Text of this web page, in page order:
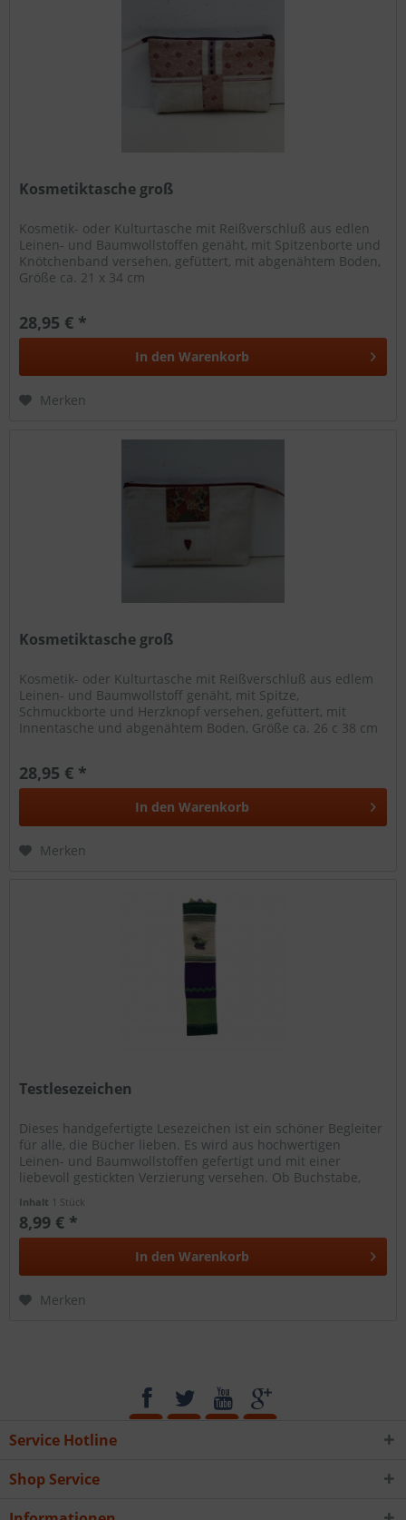
Kosmetiktasche groß
Kosmetik- oder Kulturtasche mit Reißverschluß aus edlen
Leinen- und Baumwollstoffen genäht, mit Spitzenborte und
Knötchenband versehen, gefüttert, mit abgenähtem Boden,
Größe ca. 21 x 34 cm
28,95 € *
In den Warenkorb
Merken
Kosmetiktasche groß
Kosmetik- oder Kulturtasche mit Reißverschluß aus edlem
Leinen- und Baumwollstoff genäht, mit Spitze,
Schmuckborte und Herzknopf versehen, gefüttert, mit
Innentasche und abgenähtem Boden, Größe ca. 26 c 38 cm
28,95 € *
In den Warenkorb
Merken
Testlesezeichen
Dieses handgefertigte Lesezeichen ist ein schöner Begleiter
für alle, die Bücher lieben. Es wird aus hochwertigen
Leinen- und Baumwollstoffen gefertigt und mit einer
liebevoll gestickten Verzierung versehen. Ob Buchstabe,
Inhalt 1 Stück
8,99 € *
In den Warenkorb
Merken
Service Hotline
Shop Service